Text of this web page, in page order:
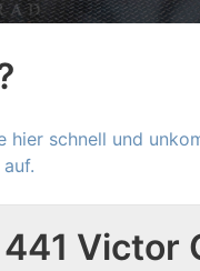
hier schnell und
441 Victor